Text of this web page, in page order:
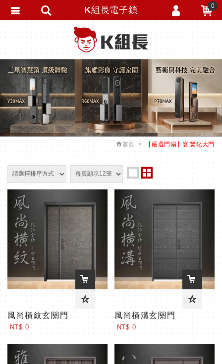
首頁 【嚴選門扇】客製化大門
風尚橫紋玄關門
NT$ 0
風尚橫溝玄關門
NT$ 0
K組長電子鎖 0
會員註冊
忘記密碼
訂單查詢
追蹤清單
匯款通知